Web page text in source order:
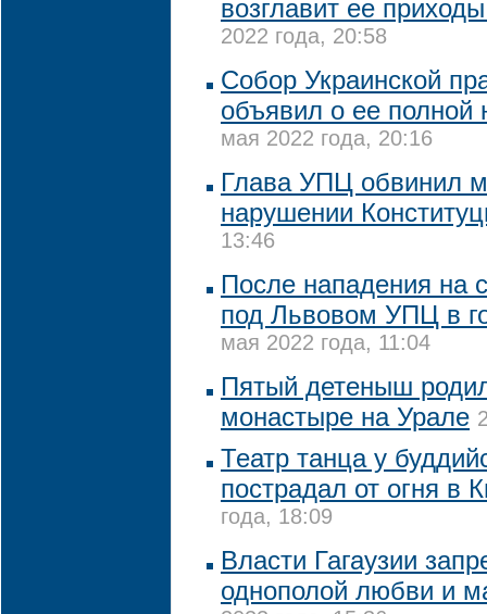
возглавит ее
2022 года, 20:58
Собор Украинской
объявил о ее полной
мая 2022 года, 20:16
Глава УПЦ обвинил
нарушении
13:46
После нападения на
под Львовом УПЦ в
мая 2022 года, 11:04
Пятый детеныш
монастыре на Урале
Театр танца у
пострадал от огня в
года, 18:09
Власти Гагаузии
однополой любви и